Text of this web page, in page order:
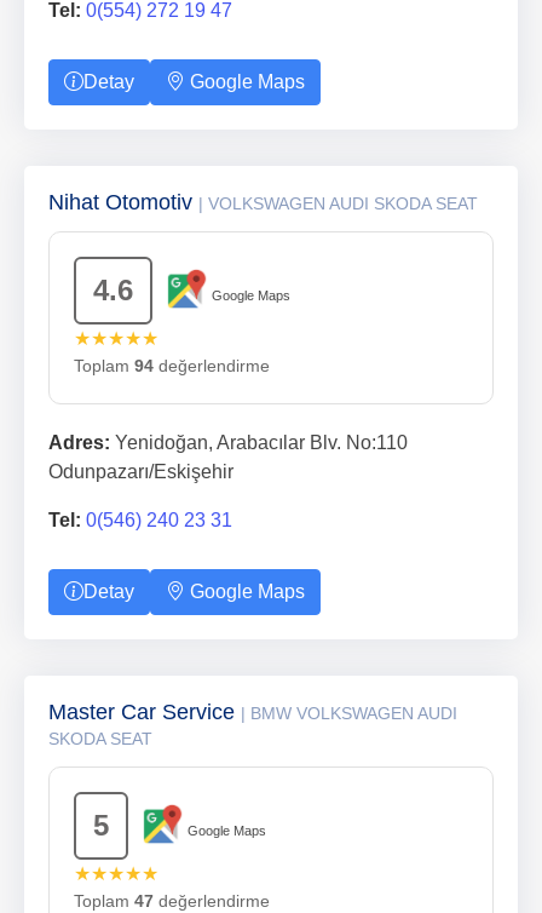
Tel: 0(554) 272 19 47
Detay Google Maps
Nihat Otomotiv | VOLKSWAGEN AUDI SKODA SEAT
4.6 Google Maps
★★★★★
Toplam 94 değerlendirme
Adres: Yenidoğan, Arabacılar Blv. No:110
Odunpazarı/Eskişehir
Tel: 0(546) 240 23 31
Detay Google Maps
Master Car Service | BMW VOLKSWAGEN AUDI
SKODA SEAT
5 Google Maps
★★★★★
Toplam 47 değerlendirme